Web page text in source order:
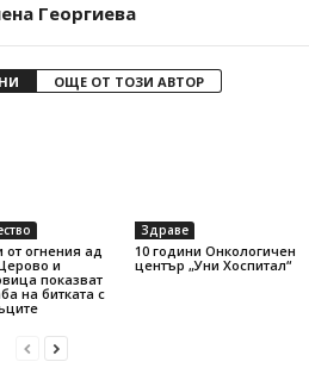
Георгиева
ОЩЕ ОТ ТОЗИ АВТОР
от огнения ад
и
показват
на битката с
Здраве
10 години Онкологичен
център „Уни Хоспитал“